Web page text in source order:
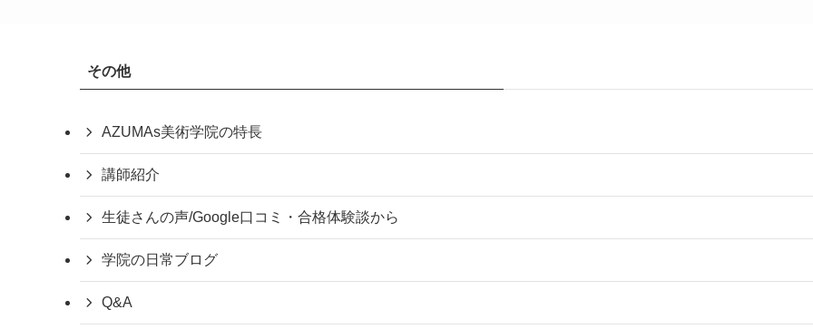
その他
AZUMAs美術学院の特長
講師紹介
生徒さんの声/Google口コミ・合格体験談から
学院の日常ブログ
Q&A